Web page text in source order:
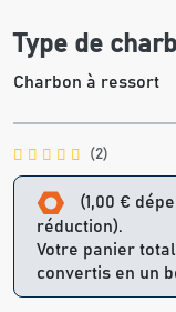
Type de
Charbon à ressort
(2)
(1,00 €
réduction).
Votre panier
convertis en un